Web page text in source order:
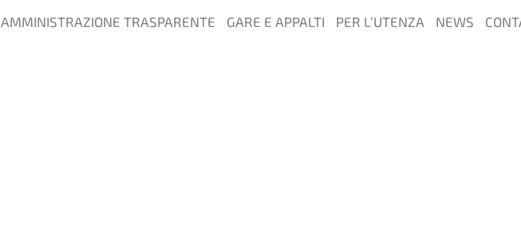
AMMINISTRAZIONE TRASPARENTE GARE E APPALTI PER L’UTENZA NEWS